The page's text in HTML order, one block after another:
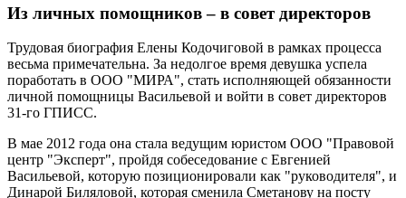
Из личных помощников – в совет директоров
Трудовая биография Елены Кодочиговой в рамках процесса
весьма примечательна. За недолгое время девушка успела
поработать в ООО "МИРА", стать исполняющей обязанности
личной помощницы Васильевой и войти в совет директоров
31-го ГПИСС.
В мае 2012 года она стала ведущим юристом ООО "Правовой
центр "Эксперт", пройдя собеседование с Евгенией
Васильевой, которую позиционировали как "руководителя", и
Динарой Биляловой, которая сменила Сметанову на посту